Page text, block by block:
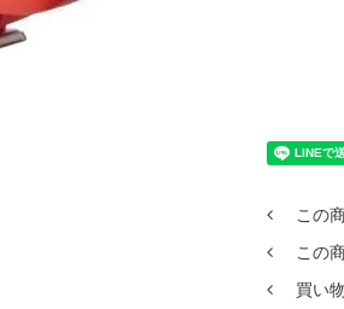
この
この
買い